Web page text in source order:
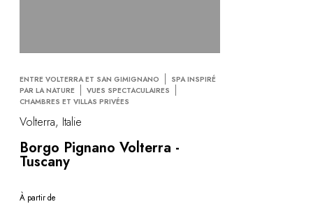
ENTRE VOLTERRA ET SAN GIMIGNANO
SPA INSPIRÉ
PAR LA NATURE
VUES SPECTACULAIRES
CHAMBRES ET VILLAS PRIVÉES
Volterra, Italie
Borgo Pignano Volterra -
Tuscany
À partir de